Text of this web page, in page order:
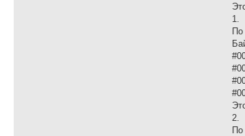
1.
По
2.
По